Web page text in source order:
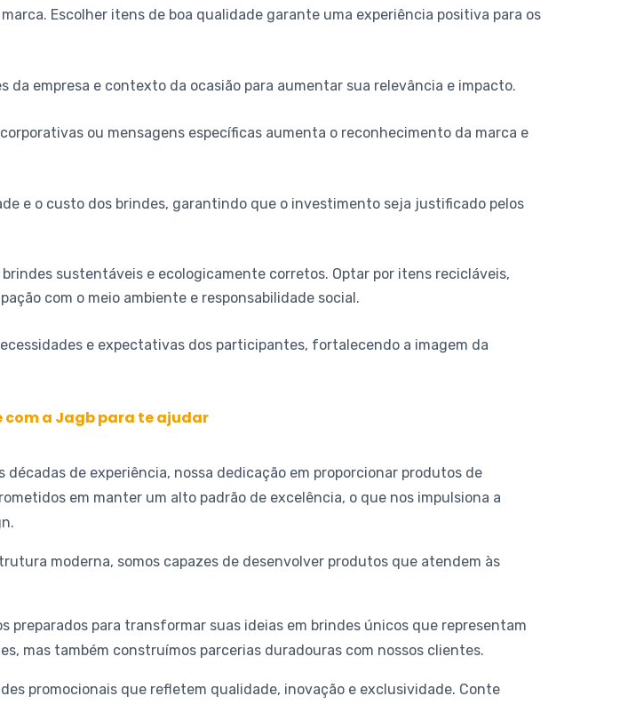
Escolher itens de boa qualidade garante uma experiência positiva para os
da empresa e contexto da ocasião para aumentar sua relevância e impacto.
ou mensagens específicas aumenta o reconhecimento da marca e
e o custo dos brindes, garantindo que o investimento seja justificado pelos
sustentáveis e ecologicamente corretos. Optar por itens recicláveis,
com o meio ambiente e responsabilidade social.
e expectativas dos participantes, fortalecendo a imagem da
com a Jagb para te ajudar
de experiência, nossa dedicação em proporcionar produtos de
em manter um alto padrão de excelência, o que nos impulsiona a
moderna, somos capazes de desenvolver produtos que atendem às
preparados para transformar suas ideias em brindes únicos que representam
mas também construímos parcerias duradouras com nossos clientes.
promocionais que refletem qualidade, inovação e exclusividade. Conte